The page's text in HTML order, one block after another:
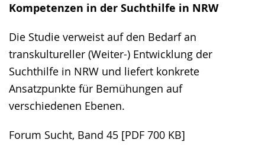
Kompetenzen in der Suchthilfe in NRW
Die Studie verweist auf den Bedarf an
transkultureller (Weiter-) Entwicklung der
Suchthilfe in NRW und liefert konkrete
Ansatzpunkte für Bemühungen auf
verschiedenen Ebenen.
Forum Sucht, Band 45 [PDF 700 KB]